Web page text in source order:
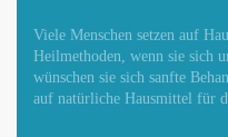
Viele Menschen setzen auf
Heilmethoden, wenn sie sich
wünschen sie sich sanfte
auf natürliche Hausmittel für